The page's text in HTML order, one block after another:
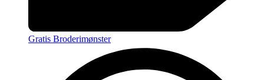
Gratis Broderimønster